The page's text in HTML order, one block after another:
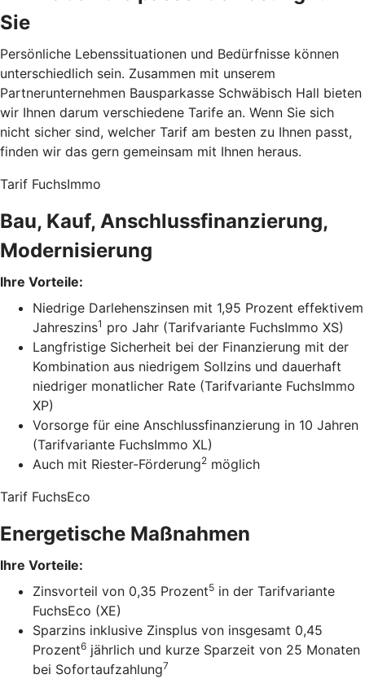
Sie
Persönliche Lebenssituationen und Bedürfnisse können
unterschiedlich sein. Zusammen mit unserem
Partnerunternehmen Bausparkasse Schwäbisch Hall bieten
wir Ihnen darum verschiedene Tarife an. Wenn Sie sich
nicht sicher sind, welcher Tarif am besten zu Ihnen passt,
finden wir das gern gemeinsam mit Ihnen heraus.
Tarif FuchsImmo
Bau, Kauf, Anschlussfinanzierung,
Modernisierung
Ihre Vorteile:
Niedrige Darlehenszinsen mit 1,95 Prozent effektivem
Jahreszins1 pro Jahr (Tarifvariante FuchsImmo XS)
Langfristige Sicherheit bei der Finanzierung mit der
Kombination aus niedrigem Sollzins und dauerhaft
niedriger monatlicher Rate (Tarifvariante FuchsImmo
XP)
Vorsorge für eine Anschlussfinanzierung in 10 Jahren
(Tarifvariante FuchsImmo XL)
Auch mit Riester-Förderung2 möglich
Tarif FuchsEco
Energetische Maßnahmen
Ihre Vorteile:
Zinsvorteil von 0,35 Prozent5 in der Tarifvariante
FuchsEco (XE)
Sparzins inklusive Zinsplus von insgesamt 0,45
Prozent6 jährlich und kurze Sparzeit von 25 Monaten
bei Sofortaufzahlung7